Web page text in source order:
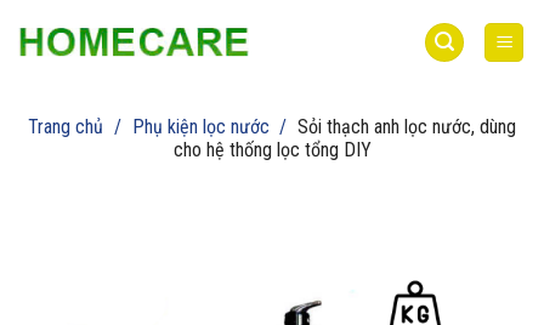
qua
Trang chủ / Phụ kiện lọc nước / Sỏi thạch anh lọc nước, dùng
cho hệ thống lọc tổng DIY